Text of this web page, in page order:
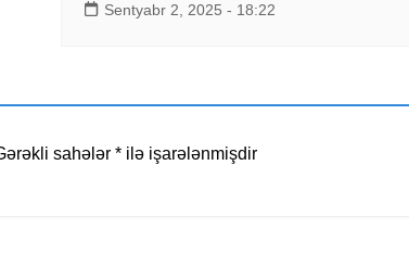
Sentyabr 2, 2025 - 18:22
sahələr * ilə işarələnmişdir